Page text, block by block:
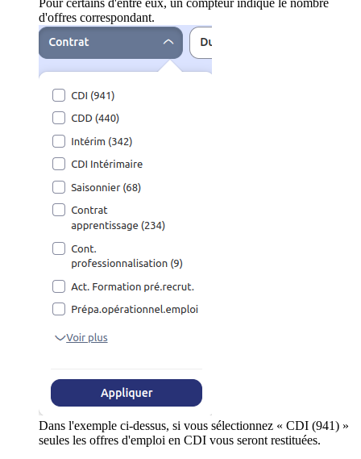
d'offres correspondant.
Dans l'exemple ci-dessus, si vous sélectionnez « CDI (941) »
seules les offres d'emploi en CDI vous seront restituées.